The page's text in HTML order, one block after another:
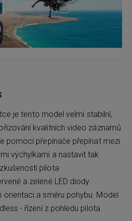
je tento model velmi stabilní,
kvalitních video záznamů
pomocí přepínače přepínat mezi
výchylkami a nastavit tak
pilota
a zelené LED diody
orientaci a směru pohybu. Model
- řízení z pohledu pilota